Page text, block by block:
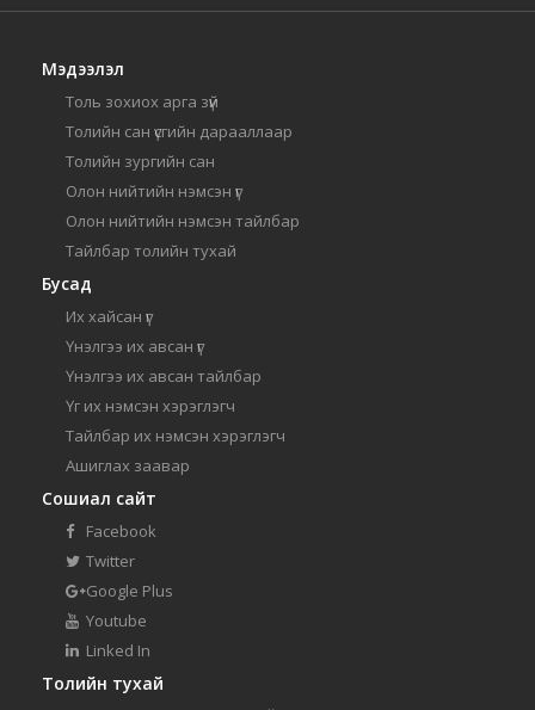
Мэдээлэл
Толь зохиох арга зүй
Толийн сан үсгийн дарааллаар
Толийн зургийн сан
Олон нийтийн нэмсэн үг
Олон нийтийн нэмсэн тайлбар
Тайлбар толийн тухай
Бусад
Их хайсан үг
Үнэлгээ их авсан үг
Үнэлгээ их авсан тайлбар
Үг их нэмсэн хэрэглэгч
Тайлбар их нэмсэн хэрэглэгч
Ашиглах заавар
Сошиал сайт
Facebook
Twitter
Google Plus
Youtube
Linked In
Толийн тухай